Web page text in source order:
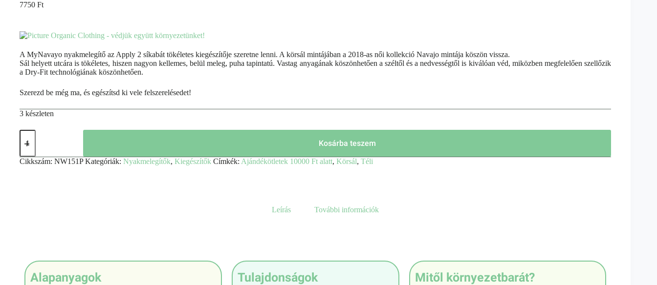
7750 Ft
A MyNavayo nyakmelegítő az Apply 2 síkabát tökéletes kiegészítője szeretne lenni. A körsál mintájában a 2018-as női kollekció Navajo mintája köszön vissza.
Sál helyett utcára is tökéletes, hiszen nagyon kellemes, belül meleg, puha tapintatú. Vastag anyagának köszönhetően a széltől és a nedvességtől is kiválóan véd, miközben megfelelően szellőzik
a Dry-Fit technológiának köszönhetően.
Szerezd be még ma, és egészítsd ki vele felszerelésedet!
3 készleten
Kosárba teszem
Cikkszám: NW151P Kategóriák: Nyakmelegítők, Kiegészítők Címkék: Ajándékötletek 10000 Ft alatt, Körsál, Téli
Leírás További információk
Alapanyagok Tulajdonságok Mitől környezetbarát?